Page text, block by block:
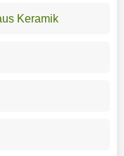
Keramik